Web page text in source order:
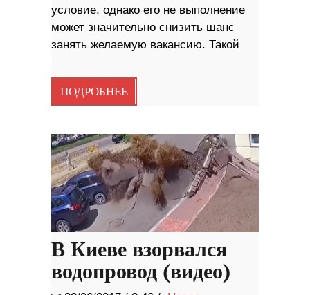
условие, однако его не выполнение
может значительно снизить шанс
занять желаемую вакансию. Такой
ПОДРОБНЕЕ
В Киеве взорвался
водопровод (видео)